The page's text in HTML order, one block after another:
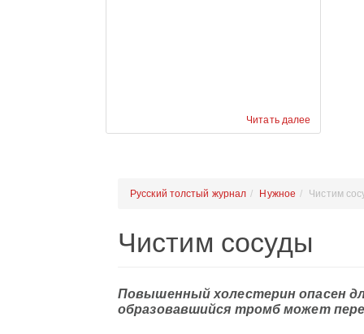
Читать далее
Русский толстый журнал Нужное Чистим
Чистим сосуды
Повышенный холестерин опасен
образовавшийся тромб может